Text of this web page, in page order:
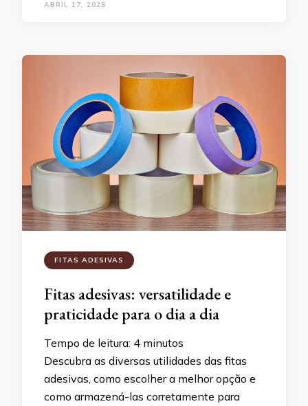
ABRIL 17, 2025
FITAS ADESIVAS
Fitas adesivas: versatilidade e
praticidade para o dia a dia
Tempo de leitura: 4 minutos
Descubra as diversas utilidades das fitas
adesivas, como escolher a melhor opção e
como armazená-las corretamente para